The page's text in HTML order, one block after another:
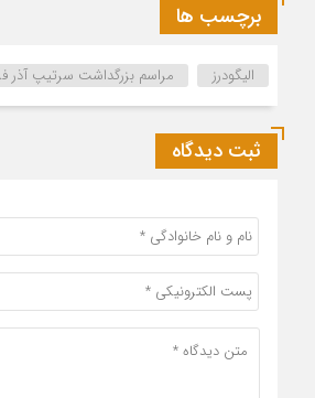
برچسب ها
الیگودرز مراسم بزرگداشت سرتیپ آذر
ثبت دیدگاه